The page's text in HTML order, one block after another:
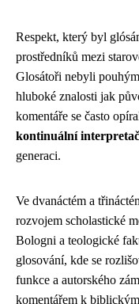
Respekt, který byl
prostředníků mezi
Glosátoři nebyli
hluboké znalosti jak
komentáře se často
kontinuální
generaci.
Ve dvanáctém a
rozvojem scholastické
Bologni a teologické
glosování, kde se
funkce a autorského
komentářem k